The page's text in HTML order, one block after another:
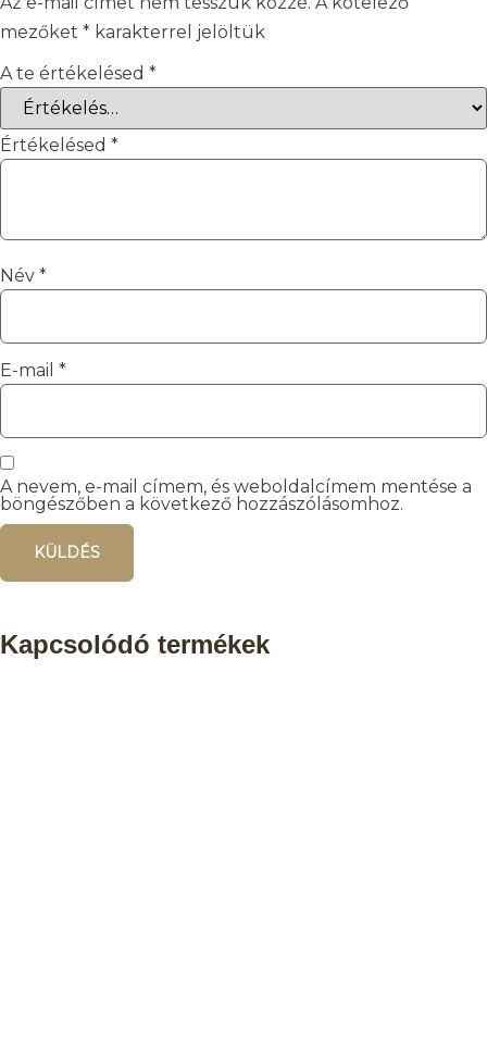
mezőket * karakterrel jelöltük
A te értékelésed *
Értékelésed *
Név *
E-mail *
A nevem, e-mail címem, és weboldalcímem mentése a
böngészőben a következő hozzászólásomhoz.
Kapcsolódó termékek